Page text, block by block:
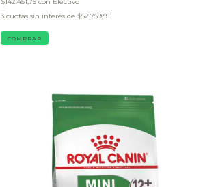
3 cuotas sin interés de $52.759,91
COMPRAR